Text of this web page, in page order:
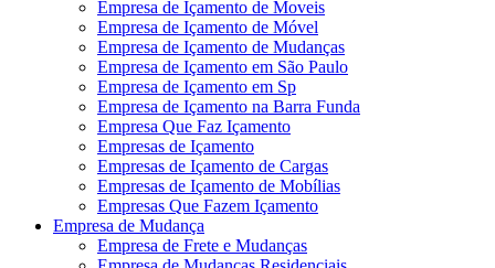
Empresa de Içamento de Moveis
Empresa de Içamento de Móvel
Empresa de Içamento de Mudanças
Empresa de Içamento em São Paulo
Empresa de Içamento em Sp
Empresa de Içamento na Barra Funda
Empresa Que Faz Içamento
Empresas de Içamento
Empresas de Içamento de Cargas
Empresas de Içamento de Mobílias
Empresas Que Fazem Içamento
Empresa de Mudança
Empresa de Frete e Mudanças